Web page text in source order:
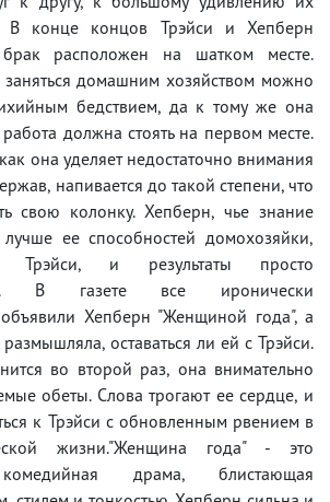
В конце концов Трэйси и Хепберн
расположен на шатком месте.
домашним хозяйством можно
бедствием, да к тому же она
работа должна стоять на первом месте.
она уделяет недостаточно внимания
напивается до такой степени, что
свою колонку. Хепберн, чье знание
ее способностей домохозяйки,
Трэйси, и результаты просто
В газете все иронически
Хепберн "Женщиной года", а
оставаться ли ей с Трэйси.
во второй раз, она внимательно
обеты. Слова трогают ее сердце, и
к Трэйси с обновленным рвением в
жизни."Женщина года" - это
комедийная драма, блистающая